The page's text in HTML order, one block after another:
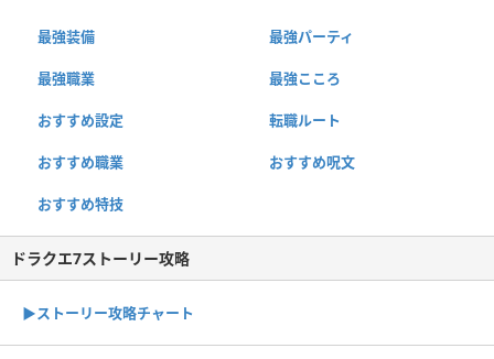
最強装備 最強パーティ
最強職業 最強こころ
おすすめ設定 転職ルート
おすすめ職業 おすすめ呪文
おすすめ特技
ドラクエ7ストーリー攻略
▶ストーリー攻略チャート